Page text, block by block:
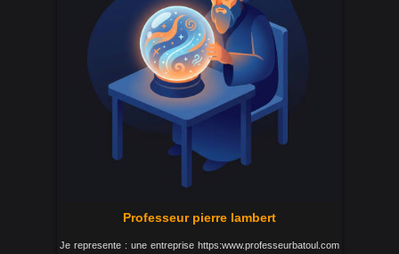
Professeur pierre lambert
Je represente : une entreprise https:www.professeurbatoul.com